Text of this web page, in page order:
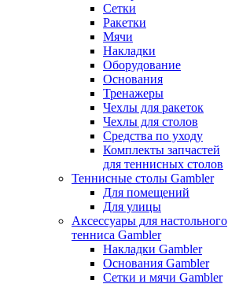
Сетки
Ракетки
Мячи
Накладки
Оборудование
Основания
Тренажеры
Чехлы для ракеток
Чехлы для столов
Средства по уходу
Комплекты запчастей
для теннисных столов
Теннисные столы Gambler
Для помещений
Для улицы
Аксессуары для настольного
тенниса Gambler
Накладки Gambler
Основания Gambler
Сетки и мячи Gambler